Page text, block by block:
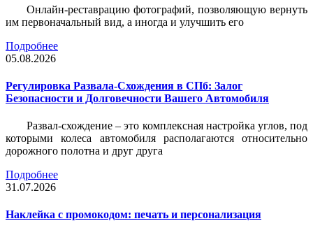
Онлайн-реставрацию фотографий, позволяющую вернуть
им первоначальный вид, а иногда и улучшить его
Подробнее
05.08.2026
Регулировка Развала-Схождения в СПб: Залог
Безопасности и Долговечности Вашего Автомобиля
Развал-схождение – это комплексная настройка углов, под
которыми колеса автомобиля располагаются относительно
дорожного полотна и друг друга
Подробнее
31.07.2026
Наклейка c промокодом: печать и персонализация